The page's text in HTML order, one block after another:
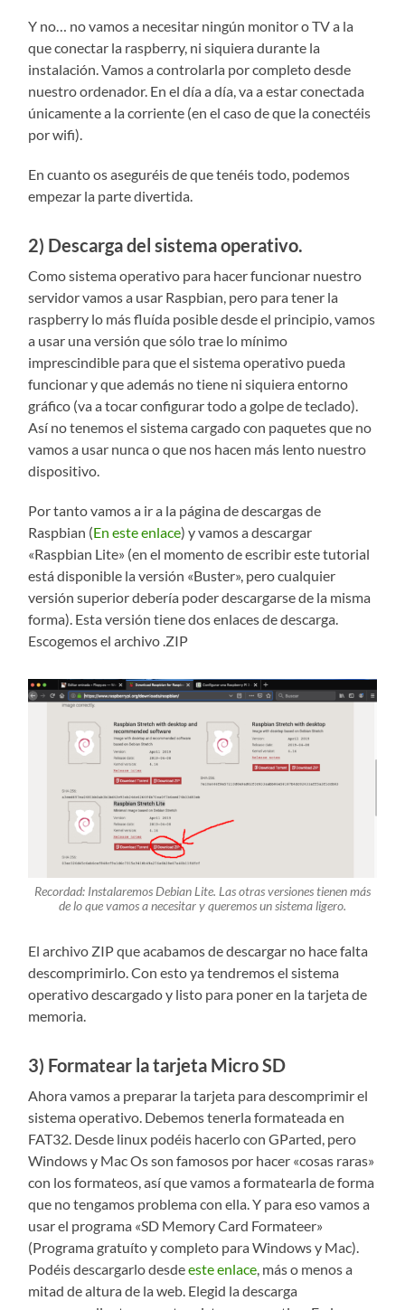
Y no… no vamos a necesitar ningún monitor o TV a la
que conectar la raspberry, ni siquiera durante la
instalación. Vamos a controlarla por completo desde
nuestro ordenador. En el día a día, va a estar conectada
únicamente a la corriente (en el caso de que la conectéis
por wifi).
En cuanto os aseguréis de que tenéis todo, podemos
empezar la parte divertida.
2) Descarga del sistema operativo.
Como sistema operativo para hacer funcionar nuestro
servidor vamos a usar Raspbian, pero para tener la
raspberry lo más fluída posible desde el principio, vamos
a usar una versión que sólo trae lo mínimo
imprescindible para que el sistema operativo pueda
funcionar y que además no tiene ni siquiera entorno
gráfico (va a tocar configurar todo a golpe de teclado).
Así no tenemos el sistema cargado con paquetes que no
vamos a usar nunca o que nos hacen más lento nuestro
dispositivo.
Por tanto vamos a ir a la página de descargas de
Raspbian (En este enlace) y vamos a descargar
«Raspbian Lite» (en el momento de escribir este tutorial
está disponible la versión «Buster», pero cualquier
versión superior debería poder descargarse de la misma
forma). Esta versión tiene dos enlaces de descarga.
Escogemos el archivo .ZIP
Recordad: Instalaremos Debian Lite. Las otras versiones tienen más
de lo que vamos a necesitar y queremos un sistema ligero.
El archivo ZIP que acabamos de descargar no hace falta
descomprimirlo. Con esto ya tendremos el sistema
operativo descargado y listo para poner en la tarjeta de
memoria.
3) Formatear la tarjeta Micro SD
Ahora vamos a preparar la tarjeta para descomprimir el
sistema operativo. Debemos tenerla formateada en
FAT32. Desde linux podéis hacerlo con GParted, pero
Windows y Mac Os son famosos por hacer «cosas raras»
con los formateos, así que vamos a formatearla de forma
que no tengamos problema con ella. Y para eso vamos a
usar el programa «SD Memory Card Formateer»
(Programa gratuíto y completo para Windows y Mac).
Podéis descargarlo desdeeste enlace, más o menos a
mitad de altura de la web. Elegid la descarga